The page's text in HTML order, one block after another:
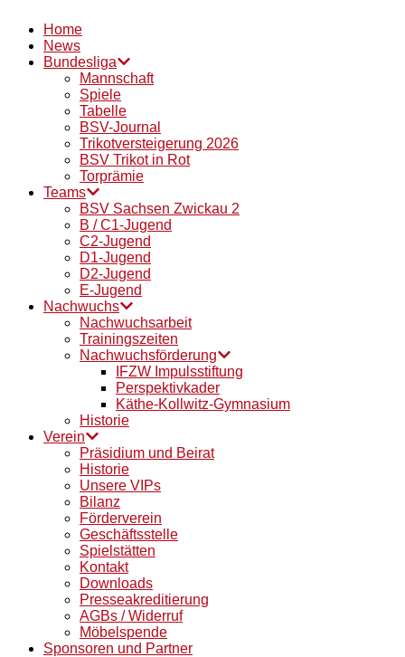
Home
News
Bundesliga
Mannschaft
Spiele
Tabelle
BSV-Journal
Trikotversteigerung 2026
BSV Trikot in Rot
Torprämie
Teams
BSV Sachsen Zwickau 2
B / C1-Jugend
C2-Jugend
D1-Jugend
D2-Jugend
E-Jugend
Nachwuchs
Nachwuchsarbeit
Trainingszeiten
Nachwuchsförderung
IFZW Impulsstiftung
Perspektivkader
Käthe-Kollwitz-Gymnasium
Historie
Verein
Präsidium und Beirat
Historie
Unsere VIPs
Bilanz
Förderverein
Geschäftsstelle
Spielstätten
Kontakt
Downloads
Presseakreditierung
AGBs / Widerruf
Möbelspende
Sponsoren und Partner